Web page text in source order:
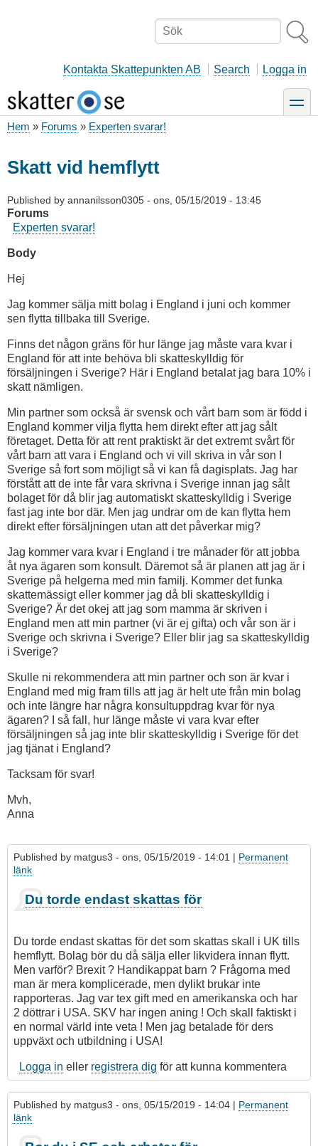
Sök
Kontakta Skattepunkten AB Search Logga in
toggle
Hem Forums Experten svarar!
Skatt vid hemflytt
Published by annanilsson0305 - ons, 05/15/2019 - 13:45
Forums
Experten svarar!
Body
Hej
Jag kommer sälja mitt bolag i England i juni och kommer
sen flytta tillbaka till Sverige.
Finns det någon gräns för hur länge jag måste vara kvar i
England för att inte behöva bli skatteskylldig för
försäljningen i Sverige? Här i England betalat jag bara 10% i
skatt nämligen.
Min partner som också är svensk och vårt barn som är född i
England kommer vilja flytta hem direkt efter att jag sålt
företaget. Detta för att rent praktiskt är det extremt svårt för
vårt barn att vara i England och vi vill skriva in vår son I
Sverige så fort som möjligt så vi kan få dagisplats. Jag har
förstått att de inte får vara skrivna i Sverige innan jag sålt
bolaget för då blir jag automatiskt skatteskylldig i Sverige
fast jag inte bor där. Men jag undrar om de kan flytta hem
direkt efter försäljningen utan att det påverkar mig?
Jag kommer vara kvar i England i tre månader för att jobba
åt nya ägaren som konsult. Däremot så är planen att jag är i
Sverige på helgerna med min familj. Kommer det funka
skattemässigt eller kommer jag då bli skatteskylldig i
Sverige? Är det okej att jag som mamma är skriven i
England men att min partner (vi är ej gifta) och vår son är i
Sverige och skrivna i Sverige? Eller blir jag sa skatteskylldig
i Sverige?
Skulle ni rekommendera att min partner och son är kvar i
England med mig fram tills att jag är helt ute från min bolag
och inte längre har några konsultuppdrag kvar för nya
ägaren? I så fall, hur länge måste vi vara kvar efter
försäljningen så jag inte blir skatteskylldig i Sverige för det
jag tjänat i England?
Tacksam för svar!
Mvh,
Anna
Published by matgus3 - ons, 05/15/2019 - 14:01 | Permanent
länk
Du torde endast skattas för
Du torde endast skattas för det som skattas skall i UK tills
hemflytt. Bolag bör du då sälja eller likvidera innan flytt.
Men varför? Brexit ? Handikappat barn ? Frågorna med
man är mera komplicerade, men dylikt brukar inte
rapporteras. Jag var tex gift med en amerikanska och har
2 döttrar i USA. SKV har ingen aning ! Och skall faktiskt i
en normal värld inte veta ! Men jag betalade för ders
uppväxt och utbildning i USA!
Logga in eller registrera dig för att kunna kommentera
Published by matgus3 - ons, 05/15/2019 - 14:04 | Permanent
länk